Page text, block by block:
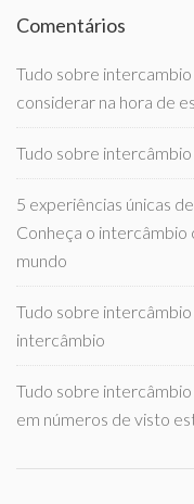
Comentários
Tudo sobre
considerar na hora de
Tudo sobre intercâmbio
5 experiências únicas
Conheça o intercâmbio
mundo
Tudo sobre intercâmbio
intercâmbio
Tudo sobre
em números de visto